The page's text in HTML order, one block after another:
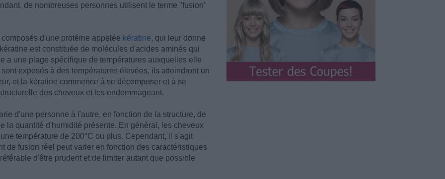
de nombreuses personnes utilisent le terme "fusion"
d'une protéine appelée kératine, qui leur donne
est constituée de molécules d'acides aminés qui
a une plage spécifique de températures auxquelles elle
exposés à des températures élevées, ils atteindront un
et la kératine commence à se décomposer et à se
des cheveux et les endommageant.
d'une personne à l'autre, en fonction de la structure, de
la quantité d'humidité présente. En général, les cheveux
température de 200°C ou plus. Cependant, il s'agit
de fusion réel peut varier en fonction des caractéristiques
d'être prudent et de limiter autant que possible